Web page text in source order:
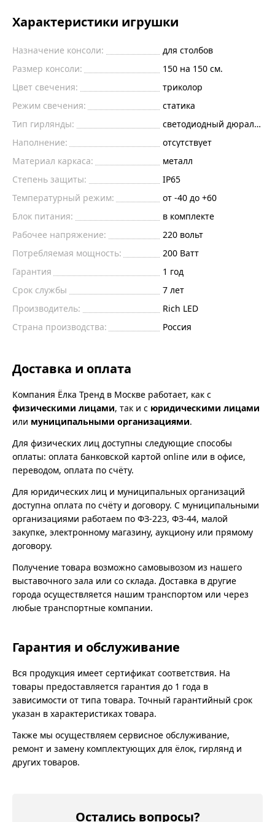
Характеристики игрушки
Назначение консоли:
для столбов
Размер консоли:
150 на 150 см.
Цвет свечения:
триколор
Режим свечения:
статика
Тип гирлянды:
светодиодный дюралайт
Наполнение:
отсутствует
Материал каркаса:
металл
Степень защиты:
IP65
Температурный режим:
от -40 до +60
Блок питания:
в комплекте
Рабочее напряжение:
220 вольт
Потребляемая мощность:
200 Ватт
Гарантия
1 год
Срок службы
7 лет
Производитель:
Rich LED
Страна производства:
Россия
Доставка и оплата
Компания Ёлка Тренд в Москве работает, как с
физическими лицами, так и с юридическими лицами
или муниципальными организациями.
Для физических лиц доступны следующие способы
оплаты: оплата банковской картой online или в офисе,
переводом, оплата по счёту.
Для юридических лиц и муниципальных организаций
доступна оплата по счёту и договору. С муниципальными
организациями работаем по ФЗ-223, ФЗ-44, малой
закупке, электронному магазину, аукциону или прямому
договору.
Получение товара возможно самовывозом из нашего
выставочного зала или со склада. Доставка в другие
города осуществляется нашим транспортом или через
любые транспортные компании.
Гарантия и обслуживание
Вся продукция имеет сертификат соответствия. На
товары предоставляется гарантия до 1 года в
зависимости от типа товара. Точный гарантийный срок
указан в характеристиках товара.
Также мы осуществляем сервисное обслуживание,
ремонт и замену комплектующих для ёлок, гирлянд и
других товаров.
Остались вопросы?